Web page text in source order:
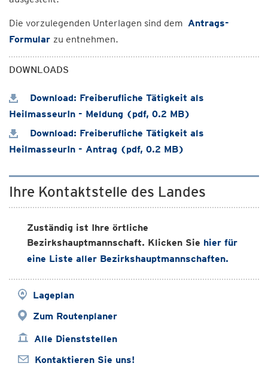
Die vorzulegenden Unterlagen sind dem Antrags-
Formular zu entnehmen.
DOWNLOADS
Download: Freiberufliche Tätigkeit als
HeilmasseurIn - Meldung (pdf, 0.2 MB)
Download: Freiberufliche Tätigkeit als
HeilmasseurIn - Antrag (pdf, 0.2 MB)
Ihre Kontaktstelle des Landes
Zuständig ist Ihre örtliche
Bezirkshauptmannschaft. Klicken Sie hier für
eine Liste aller Bezirkshauptmannschaften.
Lageplan
Zum Routenplaner
Alle Dienststellen
Kontaktieren Sie uns!